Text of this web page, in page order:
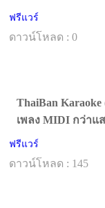
ฟรีแวร์
ดาวน์โหลด : 0
ThaiBan
เพลง MIDI กว่าแ
ฟรีแวร์
ดาวน์โหลด : 145